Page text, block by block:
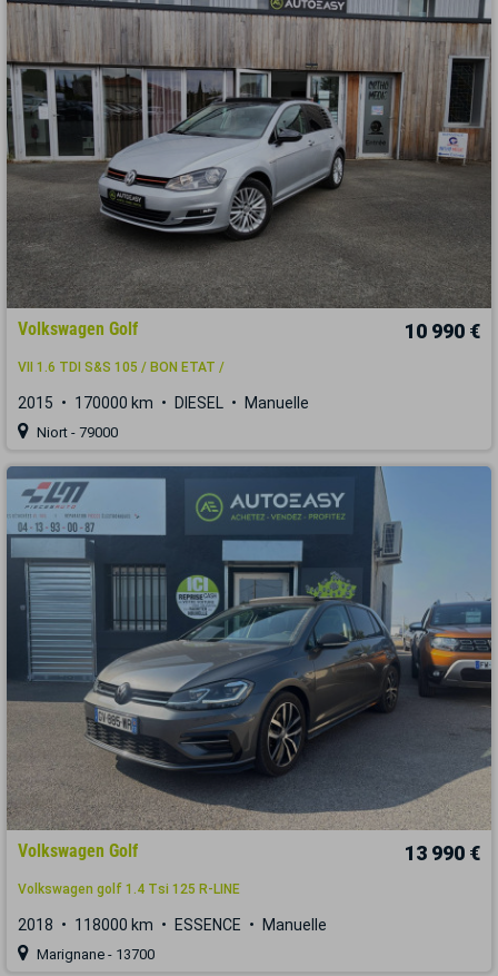
Volkswagen Golf 10 990 €
VII 1.6 TDI S&S 105 / BON ETAT /
2015 170000 km DIESEL Manuelle
Niort - 79000
Volkswagen Golf 13 990 €
Volkswagen golf 1.4 Tsi 125 R-LINE
2018 118000 km ESSENCE Manuelle
Marignane - 13700